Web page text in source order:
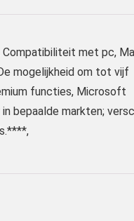
Compatibiliteit met pc,
mogelijkheid om tot vijf
functies, Microsoft
bepaalde markten;